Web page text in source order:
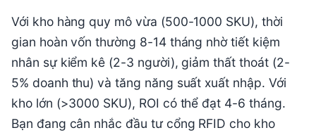
Với kho hàng quy mô vừa (500-1000 SKU), thời
gian hoàn vốn thường 8-14 tháng nhờ tiết kiệm
nhân sự kiểm kê (2-3 người), giảm thất thoát (2-
5% doanh thu) và tăng năng suất xuất nhập. Với
kho lớn (>3000 SKU), ROI có thể đạt 4-6 tháng.
Bạn đang cân nhắc đầu tư cổng RFID cho kho